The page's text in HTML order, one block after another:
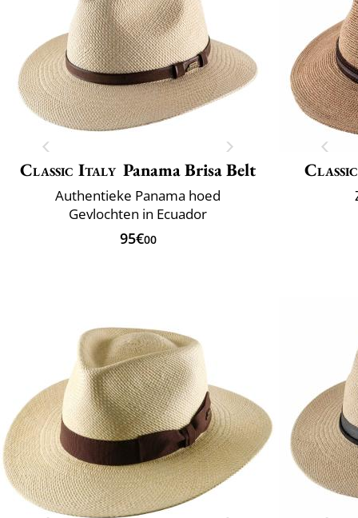
Classic Italy Panama Brisa Belt
Authentieke Panama hoed
Gevlochten in Ecuador
95€00